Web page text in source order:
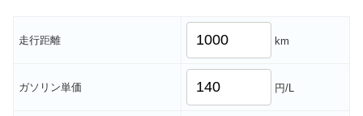
走行距離 km
ガソリン単価 円/L